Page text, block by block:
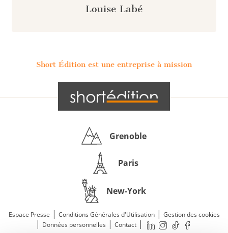
Louise Labé
Short Édition est une entreprise à mission
Grenoble
Paris
New-York
Espace Presse | Conditions Générales d'Utilisation| Gestion des cookies
| Données personnelles | Contact|